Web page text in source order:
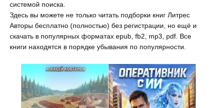
системой поиска.
Здесь вы можете не только читать подборки книг Литрес
Авторы бесплатно (полностью) без регистрации, но ещё и
скачать в популярных форматах epub, fb2, mp3, pdf. Все
книги находятся в порядке убывания по популярности.